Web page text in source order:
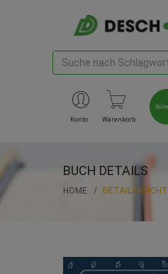
Konto Warenkorb
BUCH DETAILS
HOME DETAILANSICHT